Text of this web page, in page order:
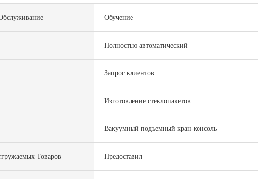
Обучение
Полностью автоматический
Запрос клиентов
Изготовление стеклопакетов
Вакуумный подъемный кран-консоль
Товаров Предоставил